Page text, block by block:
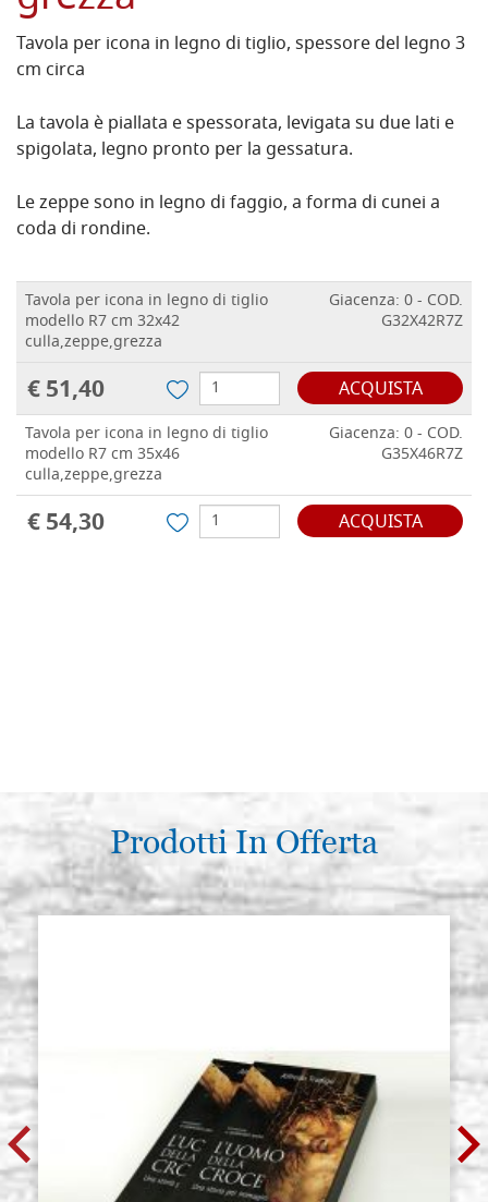
Tavola per icona in legno di tiglio, spessore del legno 3
cm circa
La tavola è piallata e spessorata, levigata su due lati e
spigolata, legno pronto per la gessatura.
Le zeppe sono in legno di faggio, a forma di cunei a
coda di rondine.
Tavola per icona in legno di tiglio
modello R7 cm 32x42
culla,zeppe,grezza
Giacenza: 0 - COD.
G32X42R7Z
€ 51,40 ACQUISTA
Tavola per icona in legno di tiglio
modello R7 cm 35x46
culla,zeppe,grezza
Giacenza: 0 - COD.
G35X46R7Z
€ 54,30 ACQUISTA
Prodotti In Offerta